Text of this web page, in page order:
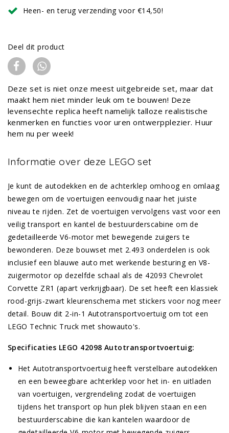
Heen- en terug verzending voor €14,50!
Deel dit product
Deze set is niet onze meest uitgebreide set, maar dat
maakt hem niet minder leuk om te bouwen! Deze
levensechte replica heeft namelijk talloze realistische
kenmerken en functies voor uren ontwerpplezier. Huur
hem nu per week!
Informatie over deze LEGO set
Je kunt de autodekken en de achterklep omhoog en omlaag
bewegen om de voertuigen eenvoudig naar het juiste
niveau te rijden. Zet de voertuigen vervolgens vast voor een
veilig transport en kantel de bestuurderscabine om de
gedetailleerde V6-motor met bewegende zuigers te
bewonderen. Deze bouwset met 2.493 onderdelen is ook
inclusief een blauwe auto met werkende besturing en V8-
zuigermotor op dezelfde schaal als de 42093 Chevrolet
Corvette ZR1 (apart verkrijgbaar). De set heeft een klassiek
rood-grijs-zwart kleurenschema met stickers voor nog meer
detail. Bouw dit 2-in-1 Autotransportvoertuig om tot een
LEGO Technic Truck met showauto's.
Specificaties LEGO 42098 Autotransportvoertuig:
Het Autotransportvoertuig heeft verstelbare autodekken
en een beweegbare achterklep voor het in- en uitladen
van voertuigen, vergrendeling zodat de voertuigen
tijdens het transport op hun plek blijven staan en een
bestuurderscabine die kan kantelen waardoor de